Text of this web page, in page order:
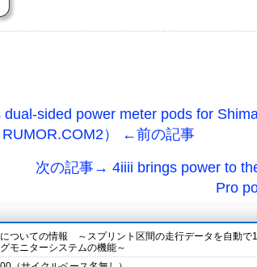
dual-sided power meter pods for
RUMOR.COM2） ←前の記事
次の記事→ 4iiii brings power to
Pro
ついての情報 ～スプリント区間の走行データを自動で
モニターシステムの機能～